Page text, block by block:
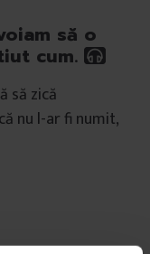
să o
cum.
să zică
nu l-ar fi numit,